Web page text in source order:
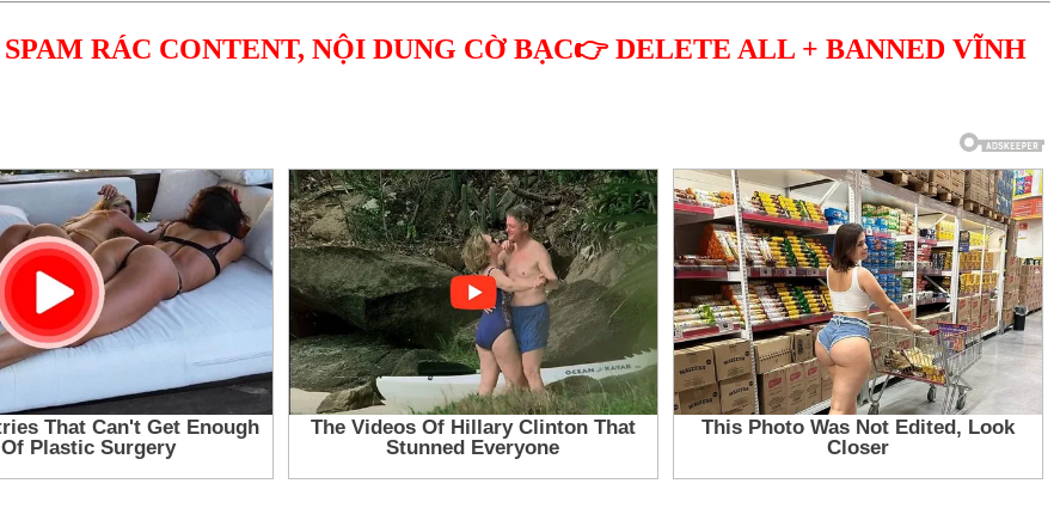
RÁC CONTENT, NỘI DUNG CỜ BẠC👉 DELETE ALL + BANNED VĨNH